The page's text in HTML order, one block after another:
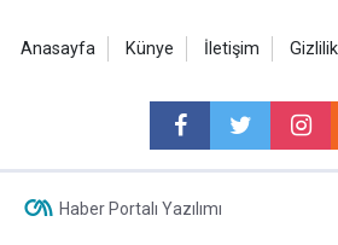
Anasayfa Künye İletişim
Haber Portalı Yazılımı